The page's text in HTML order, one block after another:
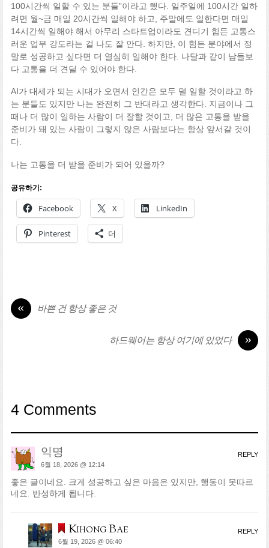
100시간씩 일할 수 있는 분들”이라고 했다. 일주일에 100시간 일하
려면 월~금 매일 20시간씩 일해야 하고, 주말에도 일한다면 매일
14시간씩 일해야 해서 아무리 스타트업이라도 견디기 힘든 고통스
러운 업무 강도라는 걸 나도 잘 안다. 하지만, 이 힘든 분야에서 정
말로 성공하고 싶다면 더 열심히 일해야 한다. 나달과 같이 남들보
다 고통을 더 견딜 수 있어야 한다.
AI가 대세가 되는 시대가 오면서 인간은 모두 덜 일할 것이라고 하
는 분들도 있지만 나는 완전히 그 반대라고 생각한다. 지금이나 그
때나 더 많이 일하는 사람이 더 잘할 것이고, 더 많은 고통을 받을
준비가 돼 있는 사람이 그렇지 않은 사람보다는 항상 앞서갈 것이
다.
나는 고통을 더 받을 준비가 되어 있을까?
공유하기:
Facebook X LinkedIn
Pinterest 더
« 바쁜 건 항상 좋은 것
»
하드웨어는 항상 여기에 있었다
4 Comments
익명
6월 18, 2026 @ 12:14
좋은 글이네요. 크게 성공하고 싶은 마음은 있지만, 행동이 못따르
네요. 반성하게 됩니다.
REPLY
Kihong Bae
6월 19, 2026 @ 06:40
REPLY